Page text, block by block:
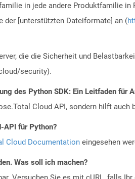
in jede andere Produktfamilie in
der [unterstützten Dateiformate] an (
die die Sicherheit und
security).
des Python SDK: Ein Leitfaden für
Cloud API, sondern hilft
API für Python?
Cloud Documentation eingesehen
Was soll ich machen?